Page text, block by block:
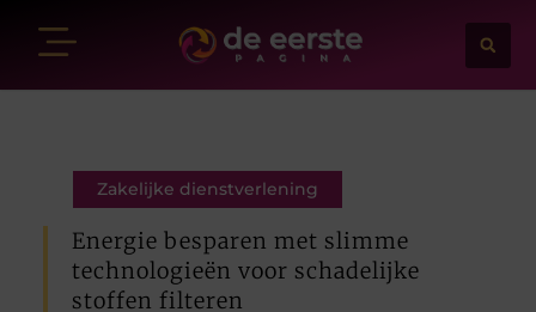
Zakelijke dienstverlening
Energie besparen met slimme
technologieën voor schadelijke
stoffen filteren